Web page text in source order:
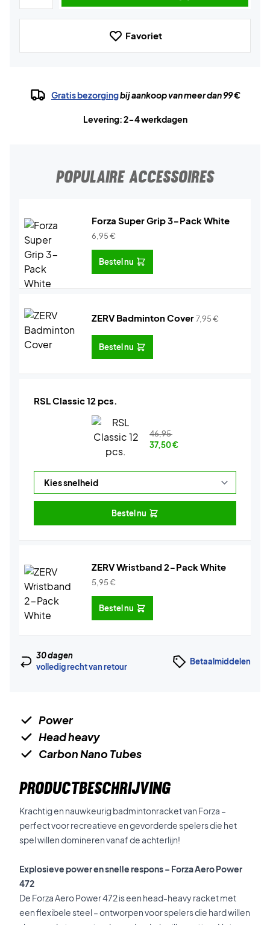
Favoriet
Gratis bezorgingbij aankoop van meer dan 99 €
Levering: 2-4 werkdagen
POPULAIRE ACCESSOIRES
Forza Super Grip 3-Pack White
6,95€
Bestel nu
ZERV Badminton Cover7,95€
Bestel nu
RSL Classic 12 pcs.
46,95
37,50€
Bestel nu
ZERV Wristband 2-Pack White
5,95€
Bestel nu
30 dagen
volledig recht van retour
Betaalmiddelen
Power
Head heavy
Carbon Nano Tubes
PRODUCTBESCHRIJVING
Krachtig en nauwkeurig badmintonracket van Forza –
perfect voor recreatieve en gevorderde spelers die het
spel willen domineren vanaf de achterlijn!
Explosieve power en snelle respons – Forza Aero Power
472
De Forza Aero Power 472 is een head-heavy racket met
een flexibele steel – ontworpen voor spelers die hard willen